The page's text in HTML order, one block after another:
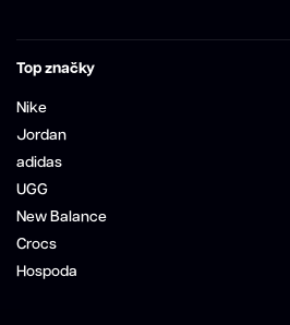
Top značky
Nike
Jordan
adidas
UGG
New Balance
Crocs
Hospoda